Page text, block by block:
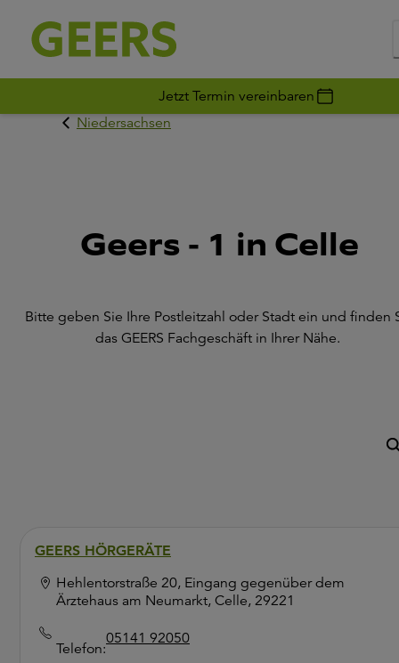
Jetzt Termin vereinbaren
Niedersachsen
Geers - 1 in Celle
Bitte geben Sie Ihre Postleitzahl oder Stadt ein und finden
das GEERS Fachgeschäft in Ihrer Nähe.
GEERS HÖRGERÄTE
Hehlentorstraße 20, Eingang gegenüber dem
Ärztehaus am Neumarkt, Celle, 29221
Telefon:
05141 92050